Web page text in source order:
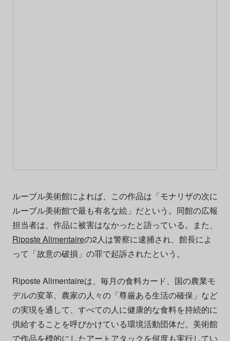
ルーブル美術館によれば、この作品は「モナリザの次に
ルーブル美術館で最も有名な絵」だという。同館の広報
担当者は、作品に被害はなかったと語っている。また、
Riposte Alimentaireの2人は警察に逮捕され、館長によ
って「故意の破損」の罪で起訴されたという。
Riposte Alimentaireは、毎月の食料カード、国の農業モ
デルの変革、農家の人々の「尊厳ある生活の確保」など
の実現を通して、すべての人に健康的な食料を持続的に
供給することを呼びかけている環境活動団体だ。美術館
で作品を標的にしたアートアタックを何度も実行してい